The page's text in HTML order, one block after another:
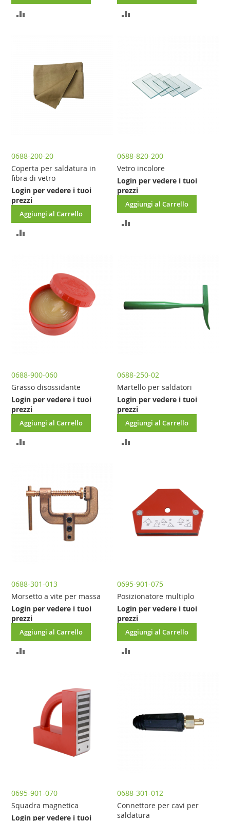
AGGIUNGI
0688-200-20
Coperta per saldatura in
fibra di vetro
Login per vedere i tuoi
prezzi
Aggiungi al Carrello
AGGIUNGI
0688-820-200
Vetro incolore
Login per vedere i tuoi
prezzi
Aggiungi al Carrello
0688-900-060
Grasso disossidante
Login per vedere i tuoi
prezzi
Aggiungi al Carrello
AGGIUNGI
0688-250-02
Martello per saldatori
Login per vedere i tuoi
prezzi
Aggiungi al Carrello
0688-301-013
Morsetto a vite per massa
Login per vedere i tuoi
prezzi
Aggiungi al Carrello
AGGIUNGI
0695-901-075
Posizionatore multiplo
Login per vedere i tuoi
prezzi
Aggiungi al Carrello
0695-901-070
Squadra magnetica
Login per vedere i tuoi
0688-301-012
Connettore per cavi per
saldatura